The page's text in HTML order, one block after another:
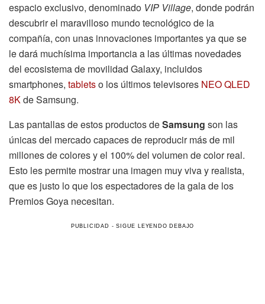
espacio exclusivo, denominado VIP Village, donde podrán
descubrir el maravilloso mundo tecnológico de la
compañía, con unas innovaciones importantes ya que se
le dará muchísima importancia a las últimas novedades
del ecosistema de movilidad Galaxy, incluidos
smartphones, tabletso los últimos televisores NEO QLED
8Kde Samsung.
Las pantallas de estos productos deSamsung son las
únicas del mercado capaces de reproducir más de mil
millones de colores y el 100% del volumen de color real.
Esto les permite mostrar una imagen muy viva y realista,
que es justo lo que los espectadores de la gala de los
Premios Goya necesitan.